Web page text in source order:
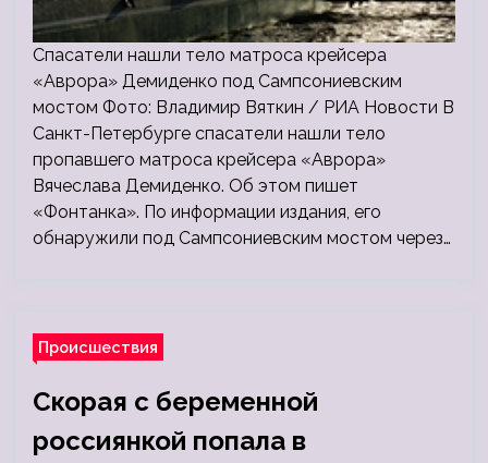
Спасатели нашли тело матроса крейсера
«Аврора» Демиденко под Сампсониевским
мостом Фото: Владимир Вяткин / РИА Новости В
Санкт-Петербурге спасатели нашли тело
пропавшего матроса крейсера «Аврора»
Вячеслава Демиденко. Об этом пишет
«Фонтанка». По информации издания, его
обнаружили под Сампсониевским мостом через…
Происшествия
Скорая с беременной
россиянкой попала в